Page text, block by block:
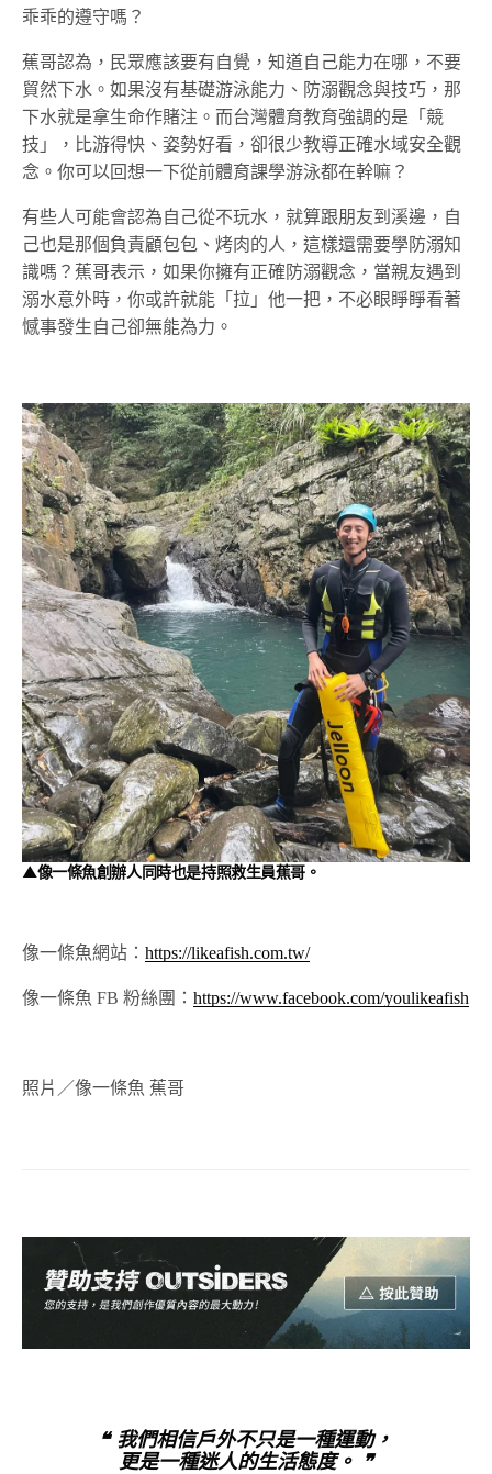
乖乖的遵守嗎？
蕉哥認為，民眾應該要有自覺，知道自己能力在哪，不要
貿然下水。如果沒有基礎游泳能力、防溺觀念與技巧，那
下水就是拿生命作賭注。而台灣體育教育強調的是「競
技」，比游得快、姿勢好看，卻很少教導正確水域安全觀
念。你可以回想一下從前體育課學游泳都在幹嘛？
有些人可能會認為自己從不玩水，就算跟朋友到溪邊，自
己也是那個負責顧包包、烤肉的人，這樣還需要學防溺知
識嗎？蕉哥表示，如果你擁有正確防溺觀念，當親友遇到
溺水意外時，你或許就能「拉」他一把，不必眼睜睜看著
憾事發生自己卻無能為力。
▲像一條魚創辦人同時也是持照救生員蕉哥。
像一條魚網站： https://likeafish.com.tw/
像一條魚 FB 粉絲團：https://www.facebook.com/youlikeafish
照片／像一條魚 蕉哥
❝ 我們相信戶外不只是一種運動，
更是一種迷人的生活態度。 ❞